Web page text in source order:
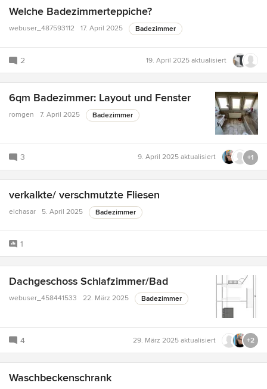
Welche Badezimmerteppiche?
webuser_487593112 17. April 2025 Badezimmer
2 19. April 2025 aktualisiert
6qm Badezimmer: Layout und Fenster
romgen 7. April 2025 Badezimmer
3 9. April 2025 aktualisiert +1
verkalkte/ verschmutzte Fliesen
elchasar 5. April 2025 Badezimmer
1
Dachgeschoss Schlafzimmer/Bad
webuser_458441533 22. März 2025 Badezimmer
4 29. März 2025 aktualisiert +2
Waschbeckenschrank